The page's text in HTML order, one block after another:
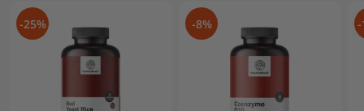
-25% -8% -